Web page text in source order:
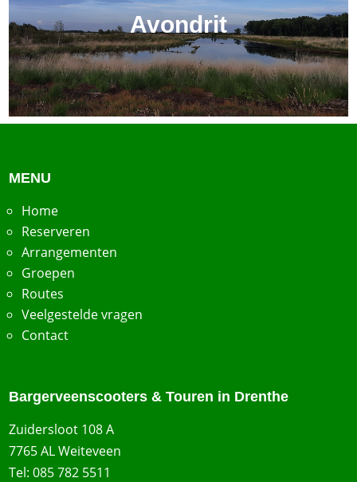
Avondrit
MENU
Home
Reserveren
Arrangementen
Groepen
Routes
Veelgestelde vragen
Contact
Bargerveenscooters & Touren in Drenthe
Zuidersloot 108 A
7765 AL Weiteveen
Tel:085 782 5511